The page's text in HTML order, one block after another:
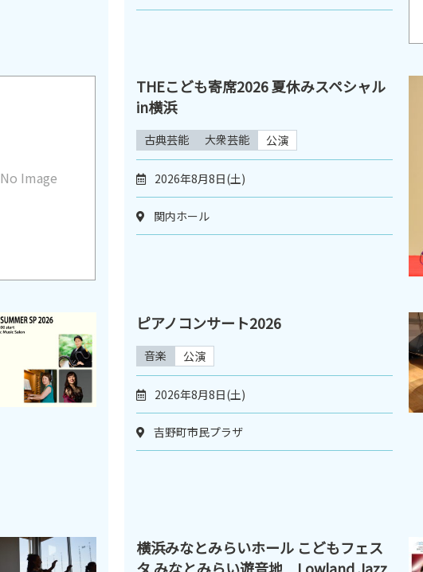
No Image
THEこども寄席2026 夏休みスペシャル
in横浜
古典芸能 大衆芸能 公演
2026年8月8日(土)
関内ホール
ピアノコンサート2026
音楽 公演
2026年8月8日(土)
吉野町市民プラザ
横浜みなとみらいホール こどもフェス